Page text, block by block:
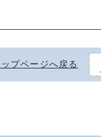
ップページへ戻る